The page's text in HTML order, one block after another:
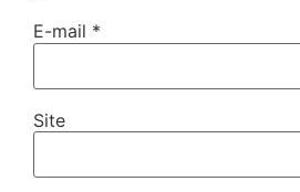
E-mail *
Site